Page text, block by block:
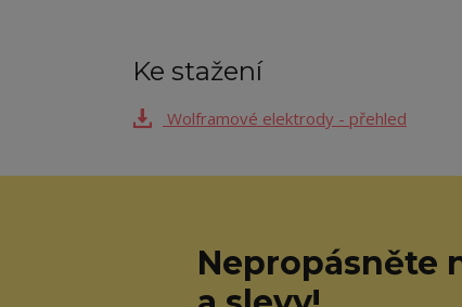
Ke stažení
Wolframové elektrody - přehled
Nepropásněte